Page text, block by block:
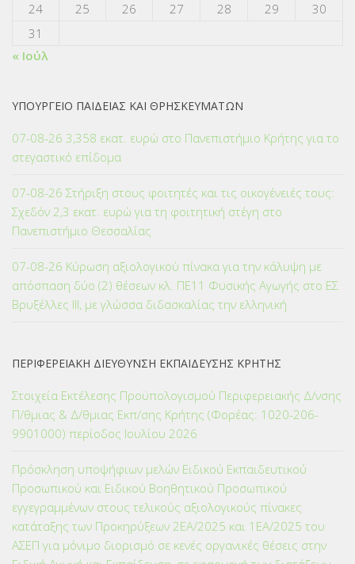
24
25 26 27 28 29
30
31
« Ιούλ
ΥΠΟΥΡΓΕΙΟ ΠΑΙΔΕΙΑΣ ΚΑΙ ΘΡΗΣΚΕΥΜΑΤΩΝ
07-08-26 3,358 εκατ. ευρώ στο Πανεπιστήμιο Κρήτης για το
στεγαστικό επίδομα
07-08-26 Στήριξη στους φοιτητές και τις οικογένειές τους:
Σχεδόν 2,3 εκατ. ευρώ για τη φοιτητική στέγη στο
Πανεπιστήμιο Θεσσαλίας
07-08-26 Κύρωση αξιολογικού πίνακα για την κάλυψη με
απόσπαση δύο (2) θέσεων κλ. ΠΕ11 Φυσικής Αγωγής στο ΕΣ
Βρυξέλλες ΙΙΙ, με γλώσσα διδασκαλίας την ελληνική
ΠΕΡΙΦΕΡΕΙΑΚΗ ΔΙΕΥΘΥΝΣΗ ΕΚΠΑΙΔΕΥΣΗΣ ΚΡΗΤΗΣ
Στοιχεία Εκτέλεσης Προϋπολογισμού Περιφερειακής Δ/νσης
Π/θμιας & Δ/θμιας Εκπ/σης Κρήτης (Φορέας: 1020-206-
9901000) περίοδος Ιουλίου 2026
Πρόσκληση υποψήφιων μελών Ειδικού Εκπαιδευτικού
Προσωπικού και Ειδικού Βοηθητικού Προσωπικού
εγγεγραμμένων στους τελικούς αξιολογικούς πίνακες
κατάταξης των Προκηρύξεων 2ΕΑ/2025 και 1ΕΑ/2025 του
ΑΣΕΠ για μόνιμο διορισμό σε κενές οργανικές θέσεις στην